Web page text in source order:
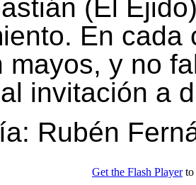
(El
En
mayos, y no
invitación a
Rubén